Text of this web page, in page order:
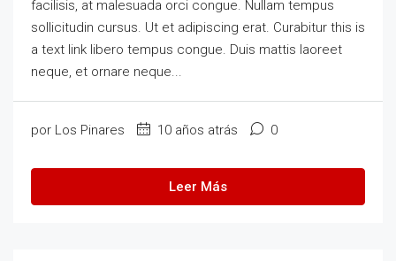
facilisis, at malesuada orci congue. Nullam tempus
sollicitudin cursus. Ut et adipiscing erat. Curabitur this is
a text link libero tempus congue. Duis mattis laoreet
neque, et ornare neque...
por Los Pinares 10 años atrás 0
Leer Más